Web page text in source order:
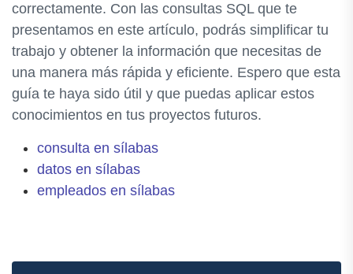
correctamente. Con las consultas SQL que te
presentamos en este artículo, podrás simplificar tu
trabajo y obtener la información que necesitas de
una manera más rápida y eficiente. Espero que esta
guía te haya sido útil y que puedas aplicar estos
conocimientos en tus proyectos futuros.
consulta en sílabas
datos en sílabas
empleados en sílabas